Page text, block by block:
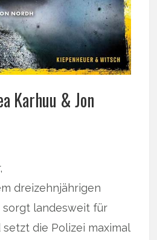
Karhuu & Jon
dreizehnjährigen
sorgt landesweit für
die Polizei maximal